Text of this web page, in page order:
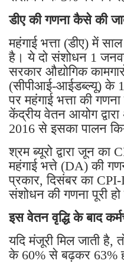
डीए की गणना कैसे की
महंगाई भत्ता (डीए) में
है। ये दो संशोधन 1
सरकार औद्योगिक
(सीपीआई-आईडब्ल्यू) के
पर महंगाई भत्ता की
केंद्रीय वेतन आयोग
2016 से इसका पालन
श्रम ब्यूरो द्वारा जून का
महंगाई भत्ते (DA) की
प्रकार, दिसंबर का
संशोधन की गणना पूरी हो
इस वेतन वृद्धि के बाद
यदि मंजूरी मिल जाती है,
के 60% से बढ़कर 63%